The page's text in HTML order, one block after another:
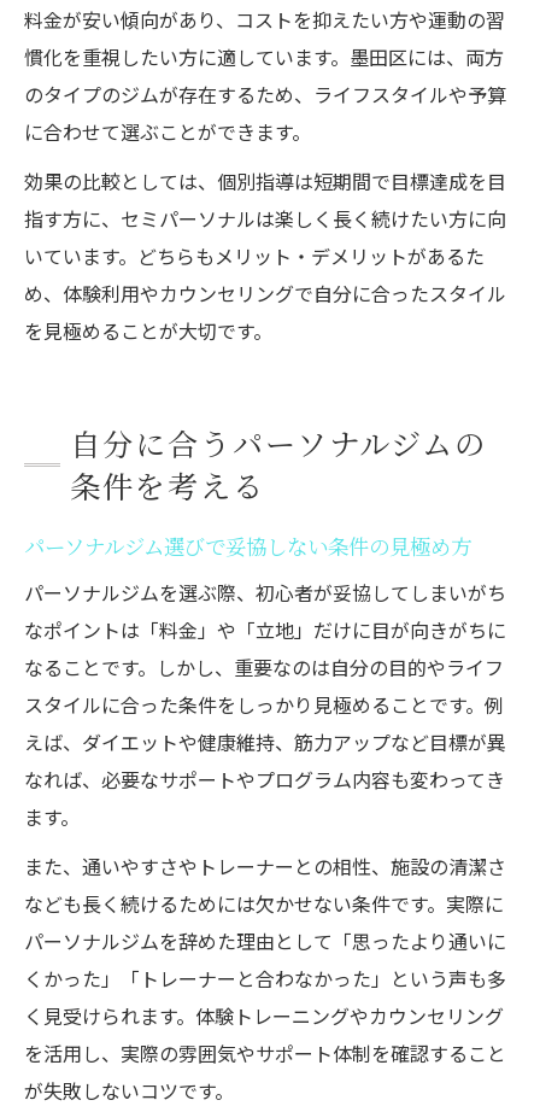
料金が安い傾向があり、コストを抑えたい方や運動の習
慣化を重視したい方に適しています。墨田区には、両方
のタイプのジムが存在するため、ライフスタイルや予算
に合わせて選ぶことができます。
効果の比較としては、個別指導は短期間で目標達成を目
指す方に、セミパーソナルは楽しく長く続けたい方に向
いています。どちらもメリット・デメリットがあるた
め、体験利用やカウンセリングで自分に合ったスタイル
を見極めることが大切です。
自分に合うパーソナルジムの
条件を考える
パーソナルジム選びで妥協しない条件の見極め方
パーソナルジムを選ぶ際、初心者が妥協してしまいがち
なポイントは「料金」や「立地」だけに目が向きがちに
なることです。しかし、重要なのは自分の目的やライフ
スタイルに合った条件をしっかり見極めることです。例
えば、ダイエットや健康維持、筋力アップなど目標が異
なれば、必要なサポートやプログラム内容も変わってき
ます。
また、通いやすさやトレーナーとの相性、施設の清潔さ
なども長く続けるためには欠かせない条件です。実際に
パーソナルジムを辞めた理由として「思ったより通いに
くかった」「トレーナーと合わなかった」という声も多
く見受けられます。体験トレーニングやカウンセリング
を活用し、実際の雰囲気やサポート体制を確認すること
が失敗しないコツです。